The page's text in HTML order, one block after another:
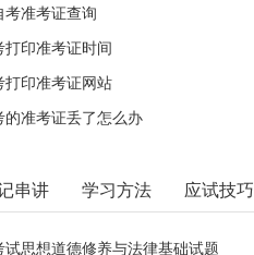
考准考证查询
打印准考证时间
打印准考证网站
的准考证丢了怎么办
串讲 学习方法 应试技巧
试思想道德修养与法律基础试题